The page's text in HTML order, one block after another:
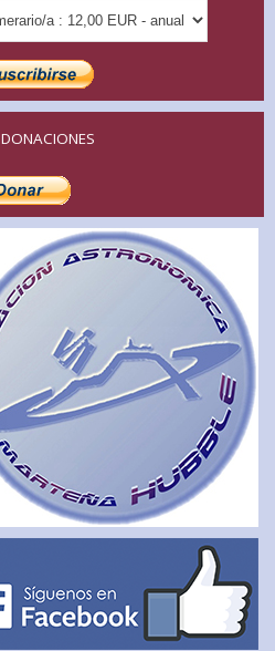
DONACIONES